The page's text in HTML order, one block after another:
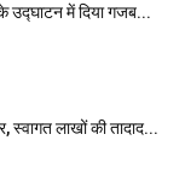
उद्घाटन में दिया गजब...
स्वागत लाखों की तादाद...